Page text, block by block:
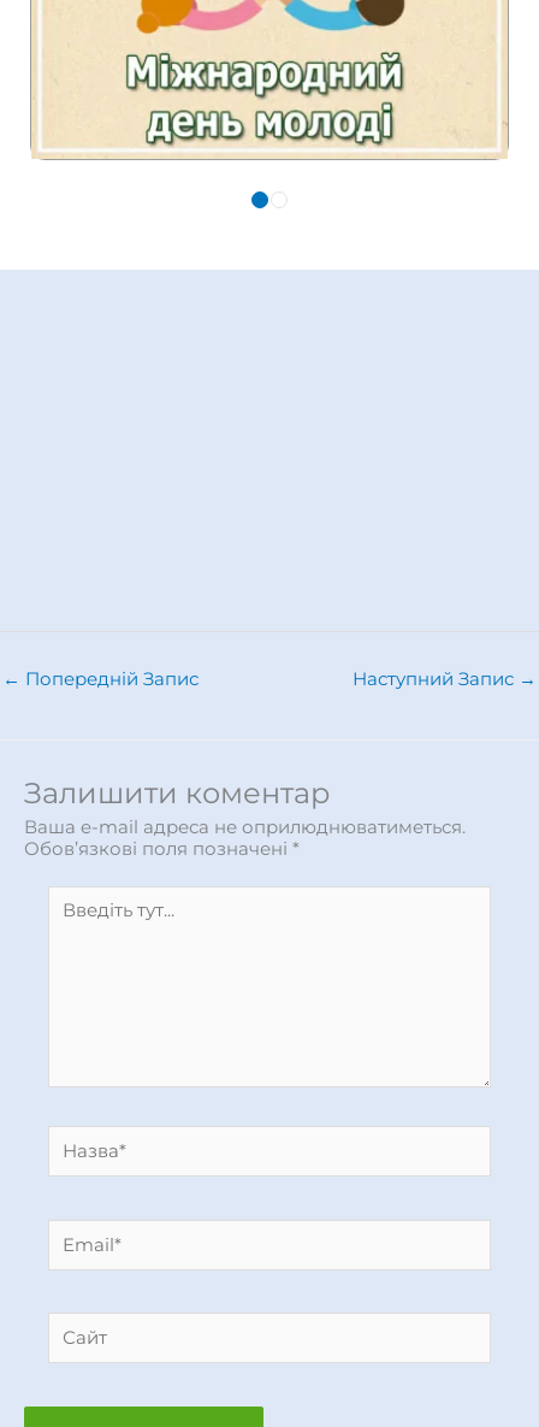
← Попередній Запис Наступний Запис →
Залишити коментар
Ваша e-mail адреса не оприлюднюватиметься.
Обов’язкові поля позначені *
тут...